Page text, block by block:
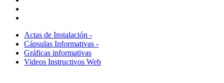
Actas de Instalación -
Cápsulas Informativas -
Gráficas informativas
Videos Instructivos Web